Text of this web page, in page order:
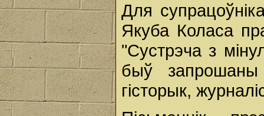
Для
Якуба Коласа
"Сустрэча з
быў запрошаны
гісторык,